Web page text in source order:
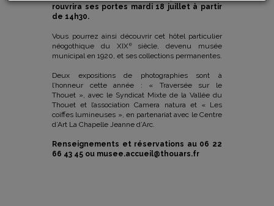
rouvrira ses portes mardi 18 juillet à partir
de 14h30.
Vous pourrez ainsi découvrir cet hôtel particulier
néogothique du XIX e siècle, devenu musée
municipal en 1920, et ses collections permanentes.
Deux expositions de photographies sont à
l’honneur cette année : « Traversée sur le
Thouet », avec le Syndicat Mixte de la Vallée du
Thouet et l’association Camera natura et « Les
coiffes lumineuses », en partenariat avec le Centre
d’Art La Chapelle Jeanne d’Arc.
Renseignements et réservations au 06 22
66 43 45 ou musee.accueil@thouars.fr